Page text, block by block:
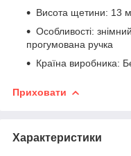
Висота щетини: 13
Особливості:
прогумована ручка
Країна виробника:
Приховати
Характеристики